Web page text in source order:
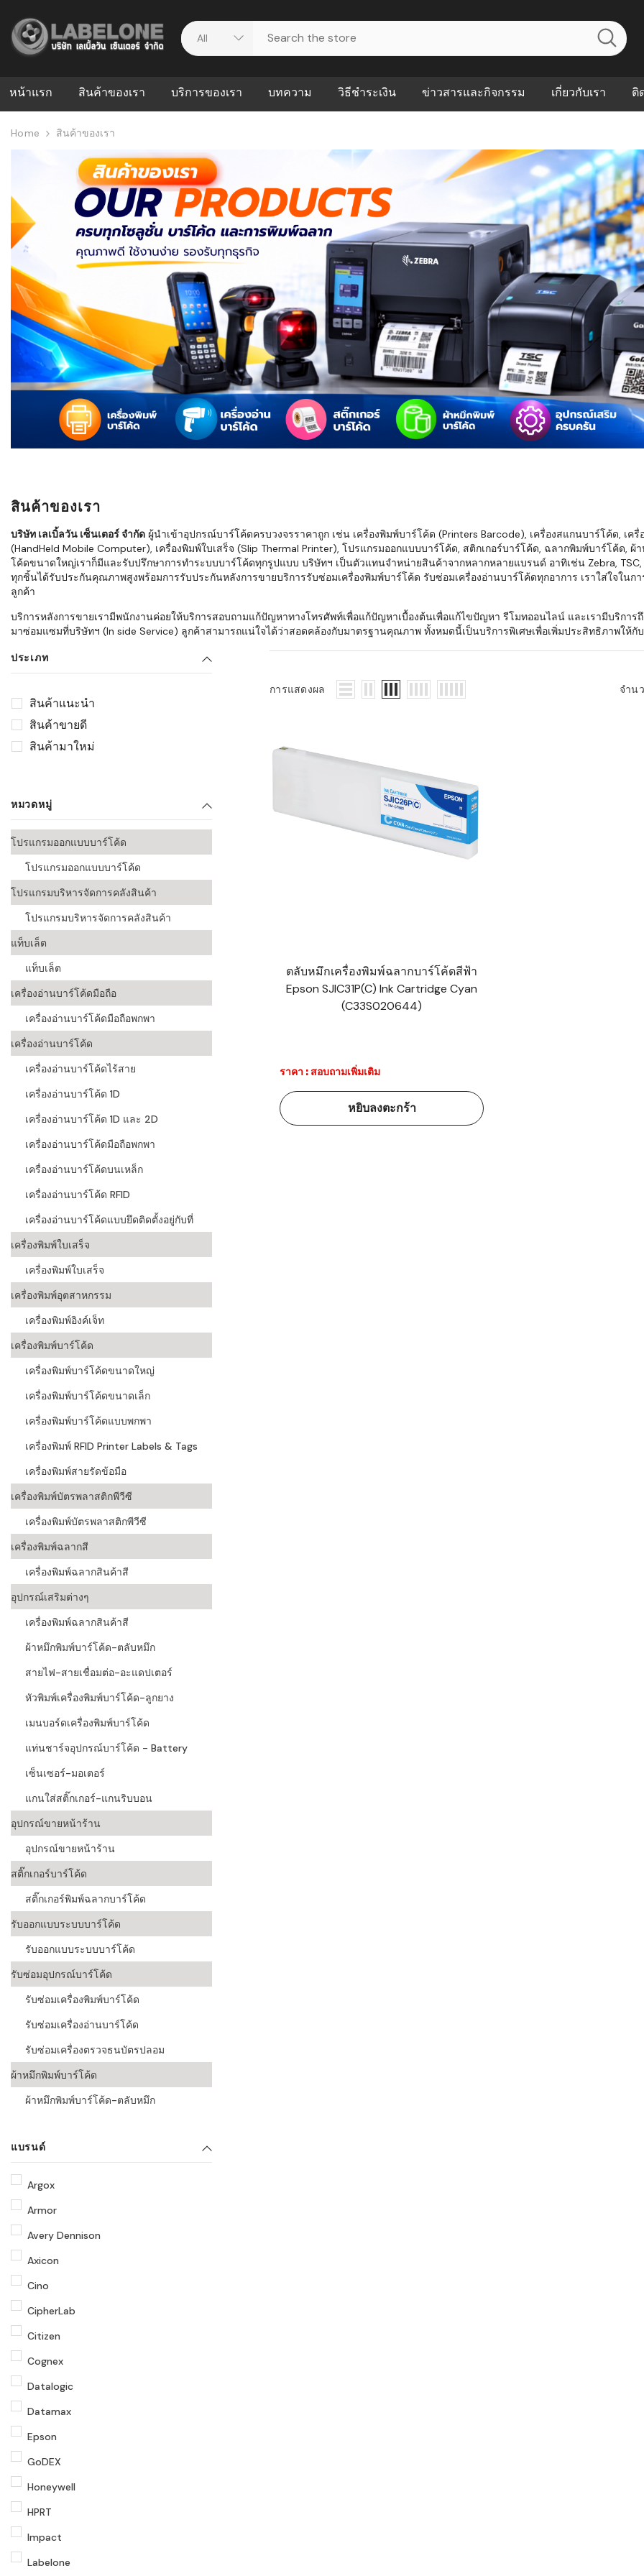
หน้าแรก สินค้าของเรา บริการของเรา
ดาวน์โหลดไดร์เวอร์
วีดีโอแนะนำ
บทความ
บริหารคลังสินค้าที่ช่วยลด
สต็อกแบบ Real-time
ปัญหาคลังสินค้าที่บอกว่า
ธุรกิจของคุณควรเริ่มใช้
WMS กับ ERP ต่างกัน
อย่างไร? ทำไมหลายธุรกิจ
ต้องใช้ร่วมกัน
ใช้ Excel คุมสต็อก กับใช้
WMS ต่างกันอย่างไร?
แบบไหนเหมาะกับธุรกิจที่
กำลังเติบโต
ขั้นตอนการทำงานของ
WMS ตั้งแต่รับสินค้า จัด
เก็บ หยิบ แพ็ก จนถึงจัดส่ง
อย่างไร
WMS สำหรับธุรกิจ 3PL,
ค้าส่ง และ E-Commerce:
แนะนำ Checklist ก่อน
เลือกระบบ WMS: ธุรกิจ
ก่อนเริ่มติดตั้ง
ระบบบาร์โค้ดในธุรกิจขน
ขายธุรกิจค้าปลีก
อุตสาหกรรมเสื้อผ้า
ระบบบาร์โค้ดใน
อุตสาหกรรมอาหาร
แพทย์
ระบบบาร์โค้ดในด้านการ
วิธีชำระเงิน ข่าวสารและกิจกรรม เกี่ยวกับเรา
FAQs
Our Customer
ติ
Home สินค้าของเรา
สินค้าของเรา
บริษัท เลเบิ้ลวัน เซ็นเตอร์ จำกัด ผู้นำเข้าอุปกรณ์บาร์โค้ดครบวงจรราคาถูก เช่น เครื่องพิมพ์บาร์โค้ด (Printers Barcode), เครื่องสแกนบาร์โค้ด, เค
(HandHeld Mobile Computer), เครื่องพิมพ์ใบเสร็จ (Slip Thermal Printer), โปรแกรมออกแบบบาร์โค้ด, สติกเกอร์บาร์โค้ด, ฉลากพิมพ์บาร์โค้ด,
โค้ดขนาดใหญ่เราก็มีและรับปรึกษาการทำระบบบาร์โค้ดทุกรูปแบบ บริษัทฯ เป็นตัวแทนจำหน่ายสินค้าจากหลากหลายแบรนด์ อาทิเช่น Zebra, TSC,
ทุกชิ้นได้รับประกันคุณภาพสูงพร้อมการรับประกันหลังการขายบริการรับซ่อมเครื่องพิมพ์บาร์โค้ด รับซ่อมเครื่องอ่านบาร์โค้ดทุกอาการ เราใส่ใจใน
ลูกค้า
บริการหลังการขายเรามีพนักงานค่อยให้บริการสอบถามแก้ปัญหาทางโทรศัพท์เพื่อแก้ปัญหาเบื้องต้นเพื่อแก้ไขปัญหา รีโมทออนไลน์ และเรามีบริการ
มาซ่อมแซมที่บริษัทฯ (In side Service) ลูกค้าสามารถแน่ใจได้ว่าสอดคล้องกับมาตรฐานคุณภาพ ทั้งหมดนี้เป็นบริการพิเศษเพื่อเพิ่มประสิทธิภาพให้กั
ประเภท
สินค้าแนะนำ
สินค้าขายดี
สินค้ามาใหม่
หมวดหมู่
โปรแกรมออกแบบบาร์โค้ด
โปรแกรมออกแบบบาร์โค้ด
โปรแกรมบริหารจัดการคลังสินค้า
โปรแกรมบริหารจัดการคลังสินค้า
แท็บเล็ต
แท็บเล็ต
เครื่องอ่านบาร์โค้ดมือถือ
เครื่องอ่านบาร์โค้ดมือถือพกพา
เครื่องอ่านบาร์โค้ด
เครื่องอ่านบาร์โค้ดไร้สาย
เครื่องอ่านบาร์โค้ด 1D
เครื่องอ่านบาร์โค้ด 1D และ 2D
เครื่องอ่านบาร์โค้ดมือถือพกพา
เครื่องอ่านบาร์โค้ดบนเหล็ก
เครื่องอ่านบาร์โค้ด RFID
เครื่องอ่านบาร์โค้ดแบบยึดติดตั้งอยู่กับที่
เครื่องพิมพ์ใบเสร็จ
เครื่องพิมพ์ใบเสร็จ
เครื่องพิมพ์อุตสาหกรรม
เครื่องพิมพ์อิงค์เจ็ท
เครื่องพิมพ์บาร์โค้ด
เครื่องพิมพ์บาร์โค้ดขนาดใหญ่
เครื่องพิมพ์บาร์โค้ดขนาดเล็ก
เครื่องพิมพ์บาร์โค้ดแบบพกพา
เครื่องพิมพ์ RFID Printer Labels & Tags
เครื่องพิมพ์สายรัดข้อมือ
เครื่องพิมพ์บัตรพลาสติกพีวีซี
เครื่องพิมพ์บัตรพลาสติกพีวีซี
เครื่องพิมพ์ฉลากสี
เครื่องพิมพ์ฉลากสินค้าสี
อุปกรณ์เสริมต่างๆ
เครื่องพิมพ์ฉลากสินค้าสี
ผ้าหมึกพิมพ์บาร์โค้ด-ตลับหมึก
สายไฟ-สายเชื่อมต่อ-อะแดปเตอร์
หัวพิมพ์เครื่องพิมพ์บาร์โค้ด-ลูกยาง
เมนบอร์ดเครื่องพิมพ์บาร์โค้ด
แท่นชาร์จอุปกรณ์บาร์โค้ด - Battery
เซ็นเซอร์-มอเตอร์
แกนใส่สติ๊กเกอร์-แกนริบบอน
อุปกรณ์ขายหน้าร้าน
อุปกรณ์ขายหน้าร้าน
สติ๊กเกอร์บาร์โค้ด
สติ๊กเกอร์พิมพ์ฉลากบาร์โค้ด
รับออกแบบระบบบาร์โค้ด
รับออกแบบระบบบาร์โค้ด
รับซ่อมอุปกรณ์บาร์โค้ด
รับซ่อมเครื่องพิมพ์บาร์โค้ด
รับซ่อมเครื่องอ่านบาร์โค้ด
รับซ่อมเครื่องตรวจธนบัตรปลอม
ผ้าหมึกพิมพ์บาร์โค้ด
ผ้าหมึกพิมพ์บาร์โค้ด-ตลับหมึก
แบรนด์
Argox
Armor
Avery Dennison
Axicon
Cino
CipherLab
Citizen
Cognex
Datalogic
Datamax
Epson
GoDEX
Honeywell
HPRT
Impact
Labelone
การแสดงผล จำน
ตลับหมึกเครื่องพิมพ์ฉลากบาร์โค้ดสีฟ้า
Epson SJIC31P(C) Ink Cartridge Cyan
(C33S020644)
ราคา : สอบถามเพิ่มเติม
หยิบลงตะกร้า